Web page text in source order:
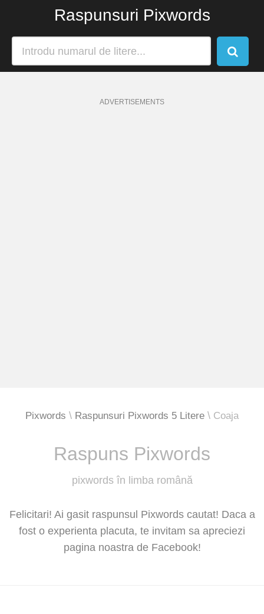
Raspunsuri Pixwords
ADVERTISEMENTS
Pixwords Raspunsuri Pixwords 5 Litere Coaja
Raspuns Pixwords
pixwords în limba română
Felicitari! Ai gasit raspunsul Pixwords cautat! Daca a
fost o experienta placuta, te invitam sa apreciezi
pagina noastra de Facebook!